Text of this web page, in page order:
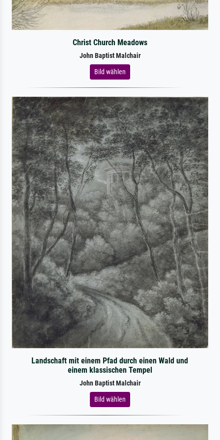
Christ Church Meadows
John Baptist Malchair
Bild wählen
Landschaft mit einem Pfad durch einen Wald und
einem klassischen Tempel
John Baptist Malchair
Bild wählen